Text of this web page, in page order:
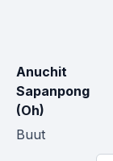
Anuchit
Sapanpong
(Oh)
Buut